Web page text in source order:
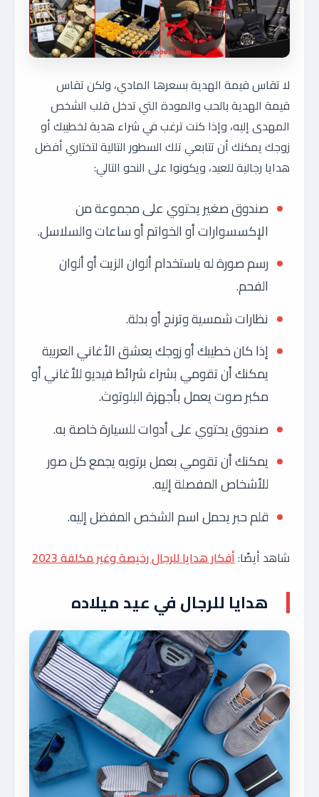
لا تقاس قيمة الهدية بسعرها المادي، ولكن تقاس
قيمة الهدية بالحب والمودة التي تدخل قلب الشخص
المهدى إليه، وإذا كنت ترغب في شراء هدية لخطيبك أو
زوجك يمكنك أن تتابعي تلك السطور التالية لتختاري أفضل
هدايا رجالية للعيد، ويكونوا على النحو التالي:
صندوق صغير يحتوي على مجموعة من
الإكسسوارات أو الخواتم أو ساعات والسلاسل.
رسم صورة له باستخدام ألوان الزيت أو ألوان
الفحم.
نظارات شمسية وترنج أو بدلة.
إذا كان خطيبك أو زوجك يعشق الأغاني العربية
يمكنك أن تقومي بشراء شرائط فيديو للأغاني أو
مكبر صوت يعمل بأجهزة البلوتوث.
صندوق يحتوي على أدوات للسيارة خاصة به.
يمكنك أن تقومي بعمل برتويه يجمع كل صور
للأشخاص المفصلة إليه.
قلم حبر يحمل اسم الشخص المفضل إليه.
شاهد أيضًا:أفكار هدايا للرجال رخيصة وغير مكلفة 2023
هدايا للرجال في عيد ميلاده